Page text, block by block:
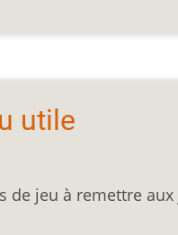
utile
de jeu à remettre